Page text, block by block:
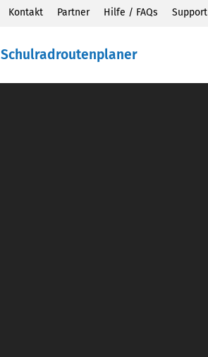
Kontakt Partner Hilfe / FAQs Support
Schulradroutenplaner